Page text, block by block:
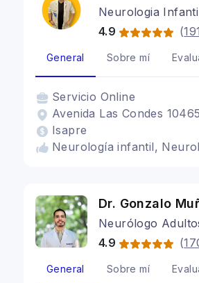
Neurologia
4.9
(191
General Sobre mí
Servicio Online
Avenida Las Condes
Isapre
Neurología infantil,
Dr. Gonzalo
Neurólogo
4.9
(
General Sobre mí